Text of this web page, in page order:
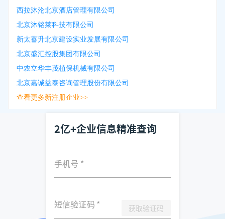
西拉沐沦北京酒店管理有限公司
北京沐铭莱科技有限公司
新太蓄升北京建设实业发展有限公司
北京盛汇控股集团有限公司
中农立华丰茂植保机械有限公司
北京嘉诚益泰咨询管理股份有限公司
查看更多新注册企业>>
2亿+企业信息精准查询
手机号 *
短信验证码 * 获取验证码